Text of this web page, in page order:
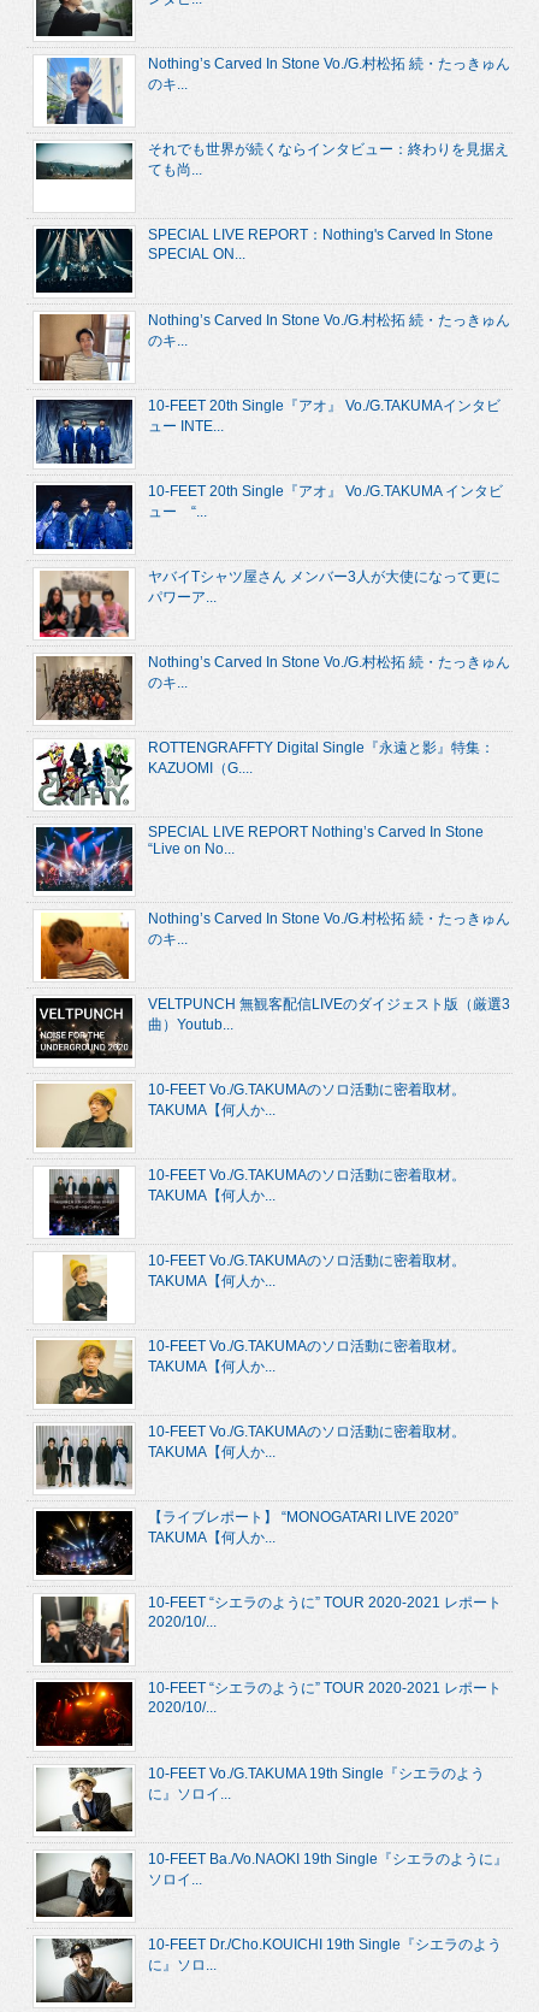
Nothing’s Carved In Stone Vo./G.村松拓 続・たっきゅん
のキ...
それでも世界が続くならインタビュー：終わりを見据え
ても尚...
SPECIAL LIVE REPORT：Nothing's Carved In Stone
SPECIAL ON...
Nothing’s Carved In Stone Vo./G.村松拓 続・たっきゅん
のキ...
10-FEET 20th Single『アオ』 Vo./G.TAKUMAインタビ
ュー INTE...
10-FEET 20th Single『アオ』 Vo./G.TAKUMA インタビ
ュー “...
ヤバイTシャツ屋さん メンバー3人が大使になって更に
パワーア...
Nothing’s Carved In Stone Vo./G.村松拓 続・たっきゅん
のキ...
ROTTENGRAFFTY Digital Single『永遠と影』特集：
KAZUOMI（G....
SPECIAL LIVE REPORT Nothing’s Carved In Stone
“Live on No...
Nothing’s Carved In Stone Vo./G.村松拓 続・たっきゅん
のキ...
VELTPUNCH 無観客配信LIVEのダイジェスト版（厳選3
曲）Youtub...
10-FEET Vo./G.TAKUMAのソロ活動に密着取材。
TAKUMA【何人か...
10-FEET Vo./G.TAKUMAのソロ活動に密着取材。
TAKUMA【何人か...
10-FEET Vo./G.TAKUMAのソロ活動に密着取材。
TAKUMA【何人か...
10-FEET Vo./G.TAKUMAのソロ活動に密着取材。
TAKUMA【何人か...
10-FEET Vo./G.TAKUMAのソロ活動に密着取材。
TAKUMA【何人か...
【ライブレポート】 “MONOGATARI LIVE 2020”
TAKUMA【何人か...
10-FEET “シエラのように” TOUR 2020-2021 レポート
2020/10/...
10-FEET “シエラのように” TOUR 2020-2021 レポート
2020/10/...
10-FEET Vo./G.TAKUMA 19th Single『シエラのよう
に』ソロイ...
10-FEET Ba./Vo.NAOKI 19th Single『シエラのように』
ソロイ...
10-FEET Dr./Cho.KOUICHI 19th Single『シエラのよう
に』ソロ...